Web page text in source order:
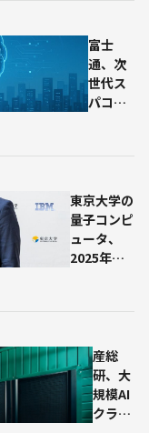
を25
マイ
クロ
秒で
実行
ター
散、リー
ダー退社
で戦略転
換へ
富士
通、次
世代ス
パコン
注 理
研主導
のAI対
応計算
東京大学の
量子コンピ
ュータ、
2025年後
ッサ
「Heron」
へアップグ
レード
産総
研、大
規模AI
クラウ